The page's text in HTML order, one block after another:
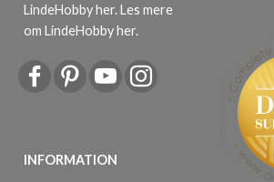
LindeHobby her.Les mere
om LindeHobby her.
INFORMATION